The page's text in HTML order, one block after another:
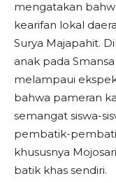
mengatakan
kearifan lokal
Surya Majapahit.
anak pada
melampaui
bahwa pameran
semangat siswa-
pembatik-
khususnya
batik khas sendiri.